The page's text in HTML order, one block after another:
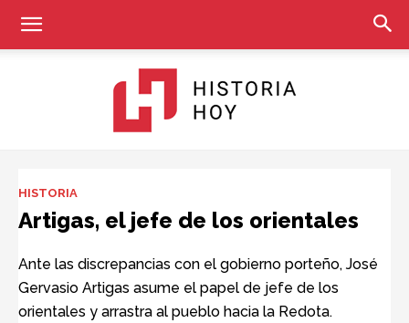
Hoy
HISTORIA
Artigas, el jefe de los orientales
Ante las discrepancias con el gobierno porteño, José
Gervasio Artigas asume el papel de jefe de los
orientales y arrastra al pueblo hacia la Redota.